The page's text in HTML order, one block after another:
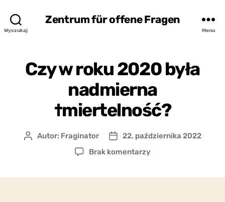
Wyszukaj
Zentrum für offene Fragen
Menu
Czy w roku 2020 była
nadmierna
†miertelność?
AutorAutor: Fraginator
Data
wpisu
22. października 2022
Brak komentarzydo